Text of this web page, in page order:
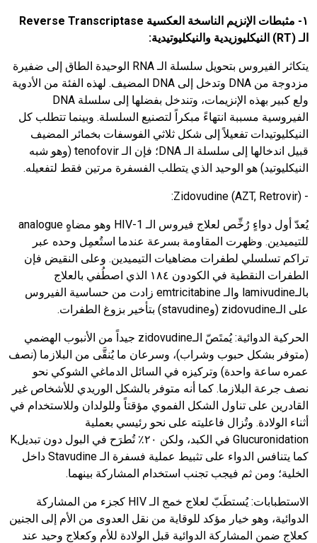
١- مثبطات الإنزيم الناسخة العكسية
Reverse Transcriptase
الـ (RT
) النيكليوزيدية والنيكليوتيدية:
يتكاثر الفيروس بتحويل سلسلة الـRNA الوحيدة الطاق إلى ضفيرة
مزدوجة من DNA وتدخل إلى DNA المضيف. لهذه الفئة من الأدوية
ولع كبير بهذه الإنزيمات، وتندخل بفضلها إلى سلسلة DNA
الفيروسية مسببة انتهاءً مبكراً لتصنيع السلسلة. وبينما تتطلب كل
النيكليوتيدات تفعيلاً إلى شكل ثلاثي الفوسفات بخمائر المضيف
قبيل اندخالها إلى سلسلة الـDNA؛ فإن الـtenofovir (وهو شبه
النيكليوتيد) هو الوحيد الذي يتطلب الفسفرة مرتين فقط لتفعيله.
-
Zidovudine (AZT, Retrovir)
:
يُعدّ أول دواءٍ رُخِّص لعلاج فيروس الـ HIV-1 وهو مضاهٍ analogue
للتيميدين. وظهرت المقاومة بسرعة عندما استُعمِل وحده عبر
تراكم تسلسلي لطفرات مضاهيات التيميدين. وعلى النقيض فإن
الطفرات النقطية في الكودون ١٨٤ الذي اصطُفي بالعلاج
بالـlamivudine والـemtricitabine زادت من حساسية الفيروس
على الـzidovudine (وstavudine) بتأخير بزوغ الطفرات.
الحركية الدوائية: يُمتَصّ الـzidovudine جيداً من الأنبوب الهضمي
(متوفر بشكل حبوب وشراب)، وسرعان ما يُنقَّى من البلازما (نصف
عمره ساعة واحدة) وتركيزه في السائل الدماغي الشوكي نحو
نصف جرعة البلازما. كما أنه متوفر بالشكل الوريدي للأشخاص غير
القادرين على تناول الشكل الفموي مؤقتاً وللولدان وللاستخدام في
أثناء الولادة. وتُزال فاعليته على نحو رئيسي بعملية
Glucuronidation في الكبد، ولكن ٢٠٪ تُطرَح في البول دون تبديل
K
كما يتنافس الدواء على تثبيط عملية فسفرة الـStavudine داخل
الخلية؛ ومن ثم فيجب تجنب استخدام المشاركة بينهما.
الاستطبابات:يُستطَبّ لعلاج خمج الـHIV
كجزء من المشاركة
الدوائية، وهو خيار مؤكد للوقاية من نقل العدوى من الأم إلى الجنين
كعلاج ضمن المشاركة الدوائية قبل الولادة للأم وكعلاج وحيد عند